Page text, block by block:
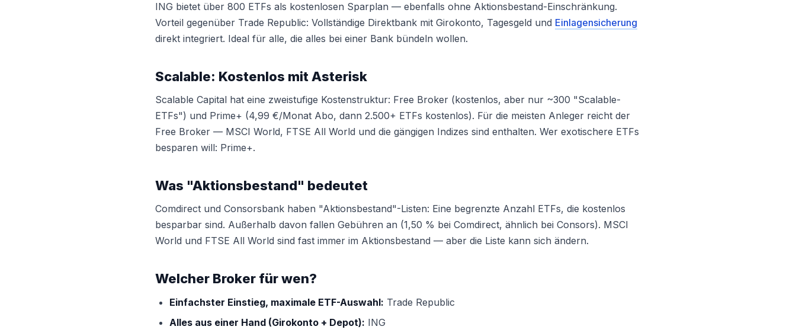
ING bietet über 800 ETFs als kostenlosen Sparplan — ebenfalls ohne Aktionsbestand-Einschränkung.
Vorteil gegenüber Trade Republic: Vollständige Direktbank mit Girokonto, Tagesgeld und Einlagensicherung
direkt integriert. Ideal für alle, die alles bei einer Bank bündeln wollen.
Scalable: Kostenlos mit Asterisk
Scalable Capital hat eine zweistufige Kostenstruktur: Free Broker (kostenlos, aber nur ~300 "Scalable-
ETFs") und Prime+ (4,99 €/Monat Abo, dann 2.500+ ETFs kostenlos). Für die meisten Anleger reicht der
Free Broker — MSCI World, FTSE All World und die gängigen Indizes sind enthalten. Wer exotischere ETFs
besparen will: Prime+.
Was "Aktionsbestand" bedeutet
Comdirect und Consorsbank haben "Aktionsbestand"-Listen: Eine begrenzte Anzahl ETFs, die kostenlos
besparbar sind. Außerhalb davon fallen Gebühren an (1,50 % bei Comdirect, ähnlich bei Consors). MSCI
World und FTSE All World sind fast immer im Aktionsbestand — aber die Liste kann sich ändern.
Welcher Broker für wen?
Einfachster Einstieg, maximale ETF-Auswahl: Trade Republic
Alles aus einer Hand (Girokonto + Depot): ING